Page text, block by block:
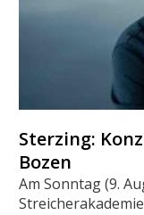
Sterzing:
Bozen
Am Sonntag (9.